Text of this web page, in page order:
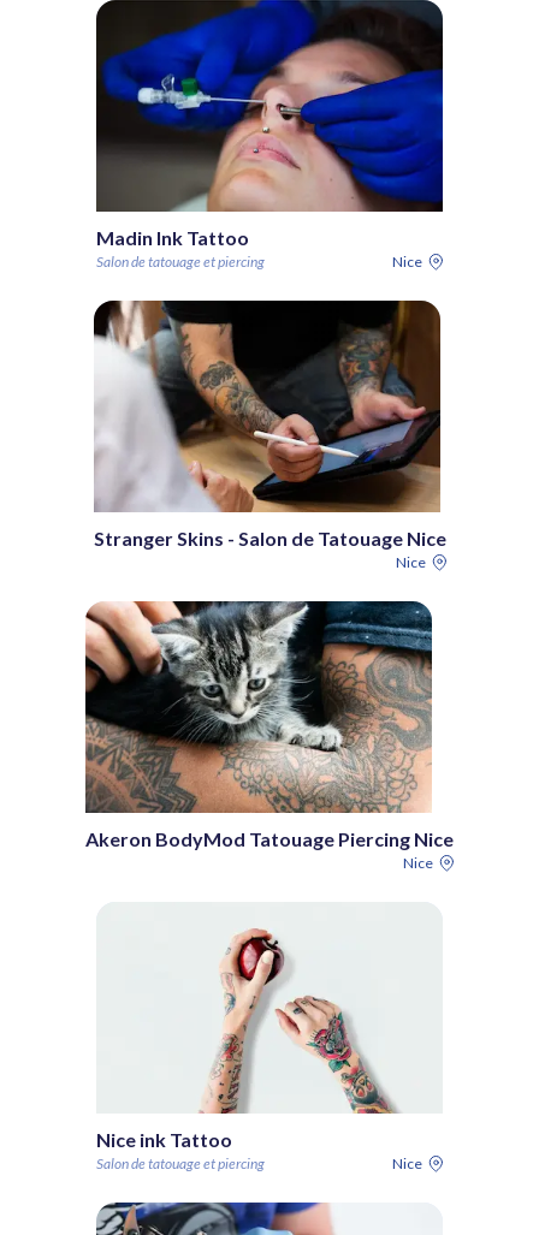
Madin Ink Tattoo
Salon de tatouage et piercing Nice
Stranger Skins - Salon de Tatouage Nice
Nice
Akeron BodyMod Tatouage Piercing Nice
Nice
Nice ink Tattoo
Salon de tatouage et piercing Nice